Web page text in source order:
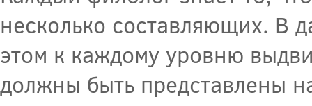
несколько составляющих. В
этом к каждому уровню
должны быть представлены